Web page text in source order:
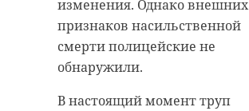
изменения. Однако внешних
признаков насильственной
смерти полицейские не
обнаружили.
В настоящий момент труп